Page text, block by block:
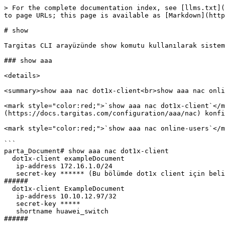
> For the complete documentation index, see [llms.txt](https://docs.targitas.com/llms.txt). Markdown versions of documentation pages are available by appending `.md` to page URLs; this page is available as [Markdown](https://docs.targitas.com/targitas-kullanim-rehberi/targitas-cli-arayuzune-giris/cli-temel-komutlari/show.md).

# show

Targitas CLI arayüzünde show komutu kullanılarak sistem ve ağ ile ilgili ayrıntılara erişim sağlanabilir.&#x20;

### show aaa

<details>

<summary>show aaa nac dot1x-client<br>show aaa nac online-users</summary>

<mark style="color:red;">`show aaa nac dot1x-client`</mark> komutu Targitas üzerinde IEEE 802.1X Client konfigürasyonlarını gösterir. [**NAC**](https://docs.targitas.com/configuration/aaa/nac) konfigürasyon arayüzü dokümanında daha fazla bilgi edinilebilir.&#x20;

<mark style="color:red;">`show aaa nac online-users`</mark> komutu NAC'a bağlı olan anlık kullanıcılarla ilgili bilgileri gösterir.

```
parta_Document# show aaa nac dot1x-client
  dot1x-client exampleDocument
   ip-address 172.16.1.0/24
   secret-key ****** (Bu bölümde dot1x client için belirlenen secret key bulunmaktadır.)
######
  dot1x-client ExampleDocument
   ip-address 10.10.12.97/32
   secret-key *****
   shortname huawei_switch
######


parta_Document# show aaa nac online-users
nac online-users
 username berkay
  ip-address 10.10.10.211
  nas-ip 172.16.1.11
  nas-port-type Wireless-802.11
  start-time 2022-11-01 10:27:40
  connect-info CONNECT 802.11a/n/ac
  station 60-**-6C:Parta-1X



```

</details>

### show active-directory

<details>

<summary>show active-directory join-logs<br>show active-directory join-status<br>show active-directory logon profile [Profile Name]</summary>

<mark style="color:red;">`show active-directory logon profile [Profile Name]`</mark> komutu ile seçilen Active Directory Profili ile giriş yapan kullanıcılara ait hesap adı, IP adresi ve giriş yaptığı tarih bilgisi vb. veriler incelenebilir.

```
targitas# show active-directory logon profile AD1 
{"AuthenticatedDC":"Parta.local","LoggedOnTime":"2023-06-6 10:57:09","IpAddress":"192.168.100.169","Samaccountname":"utku.kiyak","DisplayName":"","MemberOf":null}
{"AuthenticatedDC":"Parta.local","LoggedOnTime":"2023-06-6 10:57:09","IpAddress":"192.168.100.103","Samaccountname":"berkay.ascioglu","DisplayName":"","MemberOf":null}
```

</details>

### show analytics

<details>

<summary>show analytics organization-list</summary>

Targitas cihazda birden fazla organizasyon tanımlaması gerçekleştirilmesi durumda bu komut ile organizasyonlarun ait olduğu Parent Organizasyon şeması listelenir.

```
targitas# show analytics organization-list 
Name                Parent
Maestro             -                   
PartaNetworks       Maestro
UrlaOfis            PartaNetworks
```

</details>

### show arp

<details>

<summary>show arp<br>show arp vendors</summary>

ARP(Address Resolution Protocol) ile ilgili Targitas'ın sahip olduğu bilgileri listeler.&#x20;

<mark